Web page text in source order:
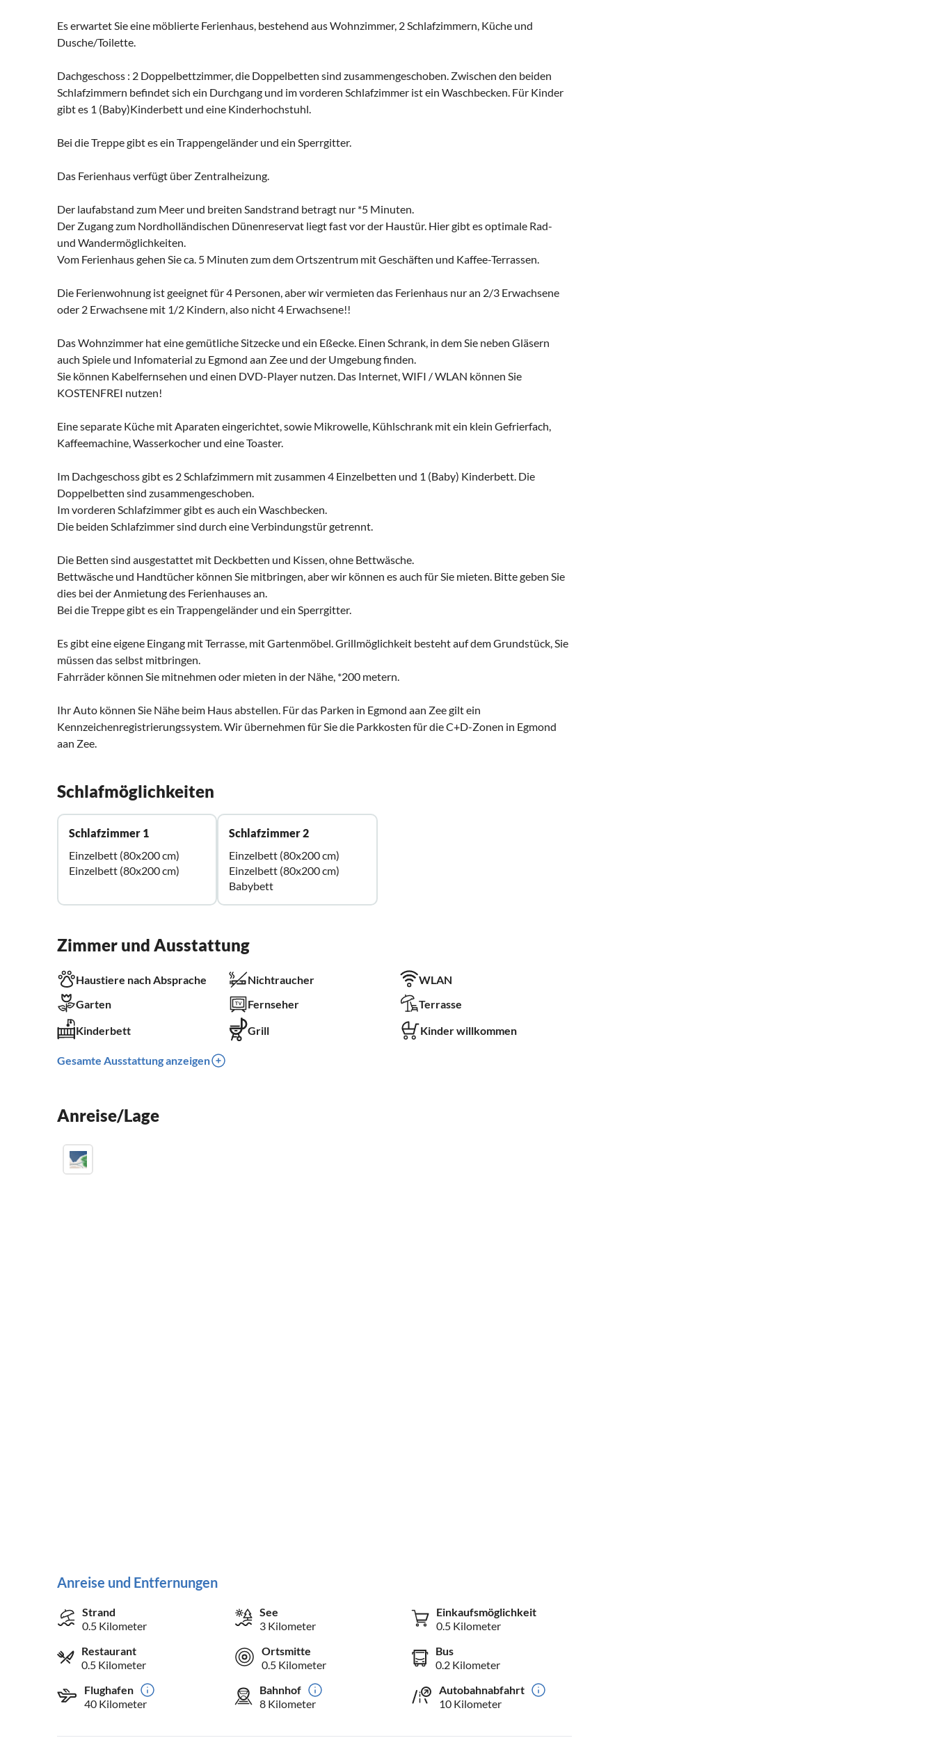
Es erwartet Sie eine möblierte Ferienhaus, bestehend aus Wohnzimmer, 2 Schlafzimmern, Küche und
Dusche/Toilette.
Dachgeschoss : 2 Doppelbettzimmer, die Doppelbetten sind zusammengeschoben. Zwischen den beiden
Schlafzimmern befindet sich ein Durchgang und im vorderen Schlafzimmer ist ein Waschbecken. Für Kinder
gibt es 1 (Baby)Kinderbett und eine Kinderhochstuhl.
Bei die Treppe gibt es ein Trappengeländer und ein Sperrgitter.
Das Ferienhaus verfügt über Zentralheizung.
Der laufabstand zum Meer und breiten Sandstrand betragt nur *5 Minuten.
Der Zugang zum Nordholländischen Dünenreservat liegt fast vor der Haustür. Hier gibt es optimale Rad-
und Wandermöglichkeiten.
Vom Ferienhaus gehen Sie ca. 5 Minuten zum dem Ortszentrum mit Geschäften und Kaffee-Terrassen.
Die Ferienwohnung ist geeignet für 4 Personen, aber wir vermieten das Ferienhaus nur an 2/3 Erwachsene
oder 2 Erwachsene mit 1/2 Kindern, also nicht 4 Erwachsene!!
Das Wohnzimmer hat eine gemütliche Sitzecke und ein Eßecke. Einen Schrank, in dem Sie neben Gläsern
auch Spiele und Infomaterial zu Egmond aan Zee und der Umgebung finden.
Sie können Kabelfernsehen und einen DVD-Player nutzen. Das Internet, WIFI / WLAN können Sie
KOSTENFREI nutzen!
Eine separate Küche mit Aparaten eingerichtet, sowie Mikrowelle, Kühlschrank mit ein klein Gefrierfach,
Kaffeemachine, Wasserkocher und eine Toaster.
Im Dachgeschoss gibt es 2 Schlafzimmern mit zusammen 4 Einzelbetten und 1 (Baby) Kinderbett. Die
Doppelbetten sind zusammengeschoben.
Im vorderen Schlafzimmer gibt es auch ein Waschbecken.
Die beiden Schlafzimmer sind durch eine Verbindungstür getrennt.
Die Betten sind ausgestattet mit Deckbetten und Kissen, ohne Bettwäsche.
Bettwäsche und Handtücher können Sie mitbringen, aber wir können es auch für Sie mieten. Bitte geben Sie
dies bei der Anmietung des Ferienhauses an.
Bei die Treppe gibt es ein Trappengeländer und ein Sperrgitter.
Es gibt eine eigene Eingang mit Terrasse, mit Gartenmöbel. Grillmöglichkeit besteht auf dem Grundstück, Sie
müssen das selbst mitbringen.
Fahrräder können Sie mitnehmen oder mieten in der Nähe, *200 metern.
Ihr Auto können Sie Nähe beim Haus abstellen. Für das Parken in Egmond aan Zee gilt ein
Kennzeichenregistrierungssystem. Wir übernehmen für Sie die Parkkosten für die C+D-Zonen in Egmond
aan Zee.
Schlafmöglichkeiten
Schlafzimmer 1
Einzelbett (80x200 cm)
Einzelbett (80x200 cm)
Schlafzimmer 2
Einzelbett (80x200 cm)
Einzelbett (80x200 cm)
Babybett
Zimmer und Ausstattung
Haustiere nach Absprache Nichtraucher
WLAN
Garten
Fernseher Terrasse
Kinderbett Grill Kinder willkommen
Gesamte Ausstattung anzeigen
Anreise/Lage
Anreise und Entfernungen
Strand
0.5 Kilometer
See
3 Kilometer
Einkaufsmöglichkeit
0.5 Kilometer
Restaurant
0.5 Kilometer
Ortsmitte
0.5 Kilometer
Bus
0.2 Kilometer
Flughafen
40 Kilometer
Bahnhof
8 Kilometer
Autobahnabfahrt
10 Kilometer